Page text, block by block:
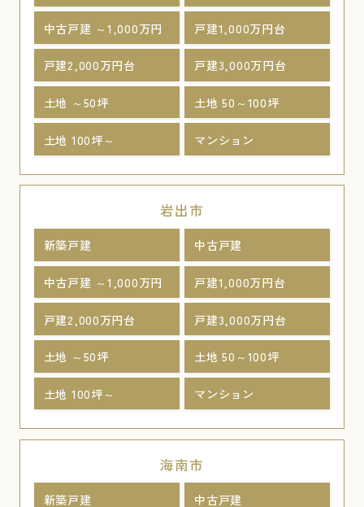
中古戸建 ～1,000万円 戸建1,000万円台
戸建2,000万円台 戸建3,000万円台
土地 ～50坪 土地 50～100坪
土地 100坪～ マンション
岩出市
新築戸建 中古戸建
中古戸建 ～1,000万円 戸建1,000万円台
戸建2,000万円台 戸建3,000万円台
土地 ～50坪 土地 50～100坪
土地 100坪～ マンション
海南市
新築戸建 中古戸建